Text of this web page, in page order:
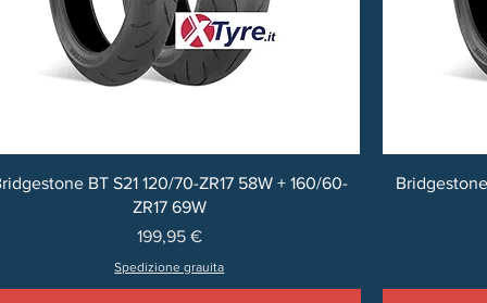
BT S21 120/70-ZR17 58W + 160/60-
ZR17 69W
Prezzo
199,95 €
Spedizione grauita